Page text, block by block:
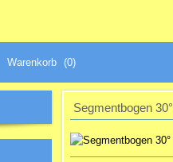
Warenkorb (0)
Segmentbogen 30°